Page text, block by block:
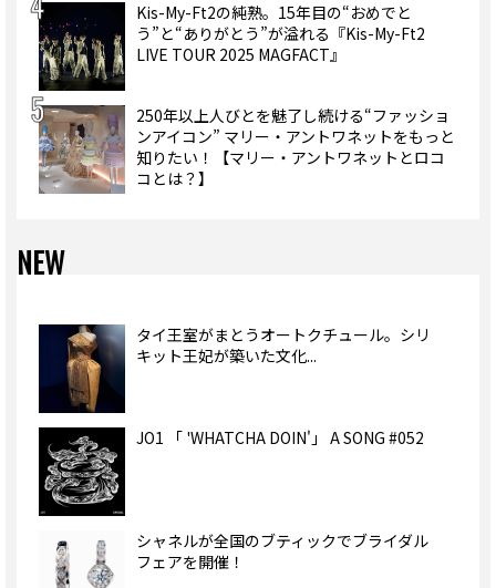
Kis-My-Ft2の純熟。15年目の“おめでと
う”と“ありがとう”が溢れる『Kis-My-Ft2
LIVE TOUR 2025 MAGFACT』
250年以上人びとを魅了し続ける“ファッショ
ンアイコン” マリー・アントワネットをもっと
知りたい！【マリー・アントワネットとロコ
コとは？】
NEW
タイ王室がまとうオートクチュール。シリ
キット王妃が築いた文化...
JO1 「 'WHATCHA DOIN'」 A SONG #052
シャネルが全国のブティックでブライダル
フェアを開催！